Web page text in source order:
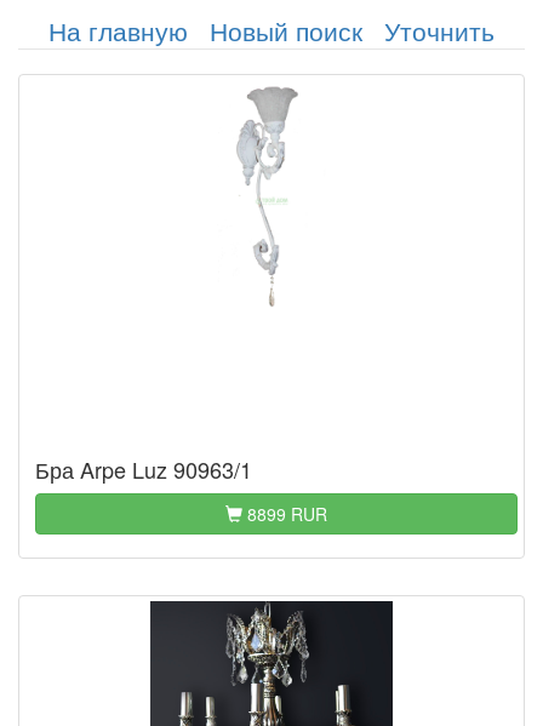
На главную Новый поиск Уточнить
Бра Arpe Luz 90963/1
8899 RUR